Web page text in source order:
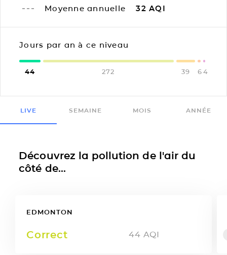
Moyenne annuelle 32 AQI
Jours par an à ce niveau
44 272 39 64
LIVE SEMAINE MOIS ANNÉE
Découvrez la pollution de l'air du
côté de...
EDMONTON
Correct 44 AQI